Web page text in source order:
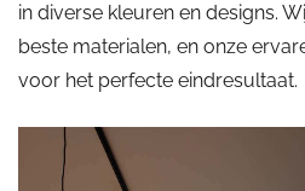
in diverse kleuren en designs.
beste materialen, en onze
voor het perfecte eindresultaat.